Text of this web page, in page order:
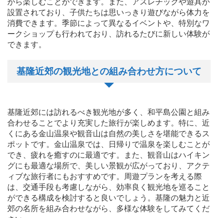
設置されており、子供たちは思いっきり遊びながら体力を
消費できます。季節によって異なるイベントや、特別なワ
ークショップも行われており、訪れるたびに新しい体験が
できます。
基隆近郊の観光地との組み合わせ方について
基隆近郊には訪れるべき観光地が多く、和平島公園と組み
合わせることでより充実した旅行が楽しめます。特に、近
くにある金山温泉や観音山は自然の美しさを堪能できるス
ポットです。金山温泉では、日帰りで温泉を楽しむことが
でき、疲れを癒すのに最適です。また、観音山はハイキン
グにも最適な場所で、美しい景観が広がっており、アクテ
ィブな旅行者にもおすすめです。周遊プランを考える際
は、交通手段も考慮しながら、効率良く観光地を巡ること
ができる構成を検討すると良いでしょう。基隆の魅力と近
郊の名所を組み合わせながら、多様な体験をしてみてくだ